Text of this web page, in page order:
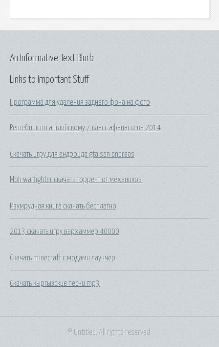
Links to Important Stuff
Программа для удаления заднего фона на фото
Решебник по английскому 7 класс афанасьева 2014
Скачать игру для андроида gta san andreas
Moh warfighter скачать торрент от механиков
Изумрудная книга скачать бесплатно
2013 скачать игру вархаммер 40000
Скачать minecraft с модами лаунчер
Скачать кыргызские песни mp3
An Informative Text Blurb
© Untitled. All rights reserved.